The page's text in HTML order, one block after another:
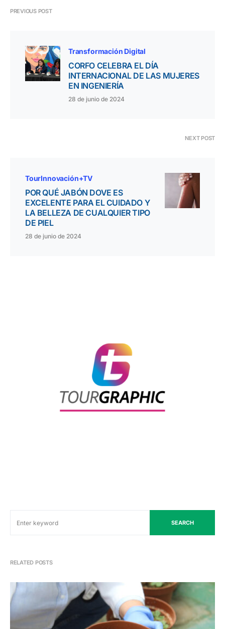
PREVIOUS POST
Transformación Digital
CORFO CELEBRA EL DÍA
INTERNACIONAL DE LAS MUJERES
EN INGENIERÍA
28 de junio de 2024
NEXT POST
TourInnovación+TV
POR QUÉ JABÓN DOVE ES
EXCELENTE PARA EL CUIDADO Y
LA BELLEZA DE CUALQUIER TIPO
DE PIEL
28 de junio de 2024
SEARCH
RELATED POSTS